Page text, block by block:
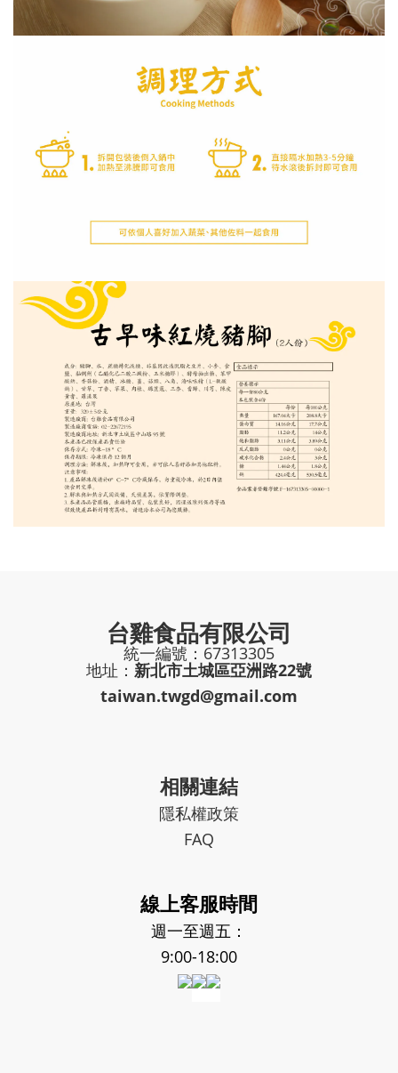
台雞食品有限公司
統一編號：67313305
地址： 新北市土城區亞洲路22號
taiwan.twgd@gmail.com
相關連結
隱私權政策
FAQ
線上客服時間
週一至週五：
9:00-18:00